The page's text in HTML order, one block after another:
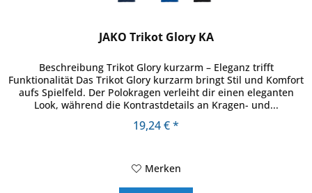
JAKO Trikot Glory KA
Beschreibung Trikot Glory kurzarm – Eleganz trifft
Funktionalität Das Trikot Glory kurzarm bringt Stil und Komfort
aufs Spielfeld. Der Polokragen verleiht dir einen eleganten
Look, während die Kontrastdetails an Kragen- und...
19,24 € *
Merken